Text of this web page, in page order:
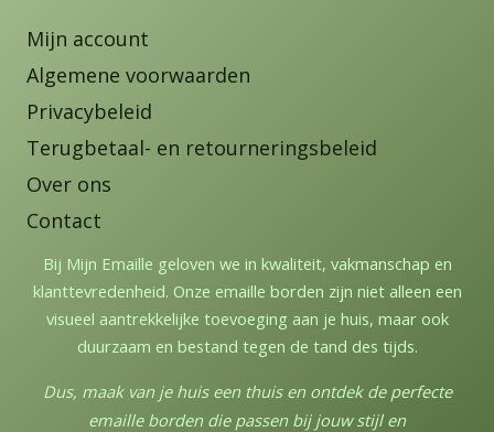
Mijn account
Algemene voorwaarden
Privacybeleid
Terugbetaal- en retourneringsbeleid
Over ons
Contact
Bij Mijn Emaille geloven we in kwaliteit, vakmanschap en
klanttevredenheid. Onze emaille borden zijn niet alleen een
visueel aantrekkelijke toevoeging aan je huis, maar ook
duurzaam en bestand tegen de tand des tijds.
Dus, maak van je huis een thuis en ontdek de perfecte
emaille borden die passen bij jouw stijl en